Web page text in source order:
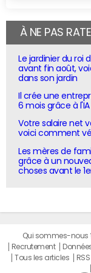
À NE PAS
Le jardinier du roi
avant fin août,
dans son jardin
Il crée une
6 mois grâce à
Votre salaire net
voici comment
Les mères de
grâce à un
choses avant le
Qui sommes-nous
Recrutement
Tous les articles
RSS